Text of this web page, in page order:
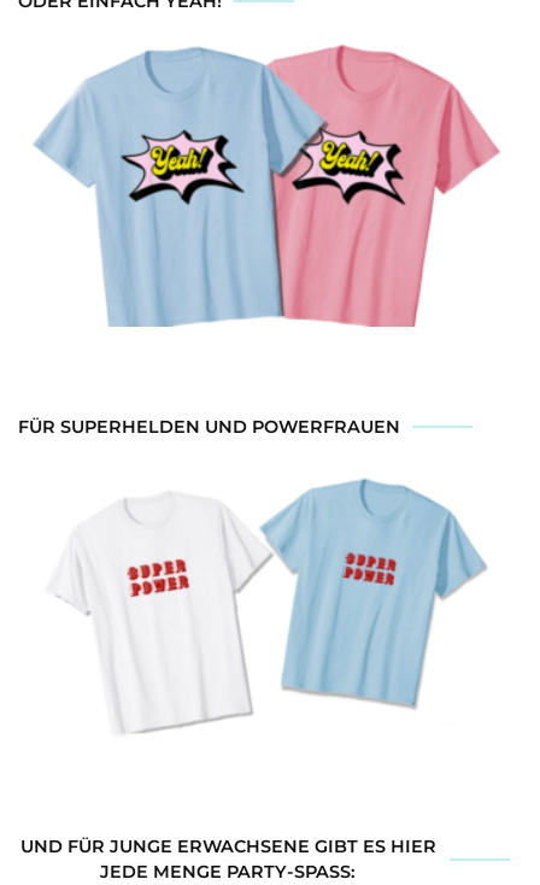
FÜR SUPERHELDEN UND POWERFRAUEN
UND FÜR JUNGE ERWACHSENE GIBT ES HIER
JEDE MENGE PARTY-SPASS: